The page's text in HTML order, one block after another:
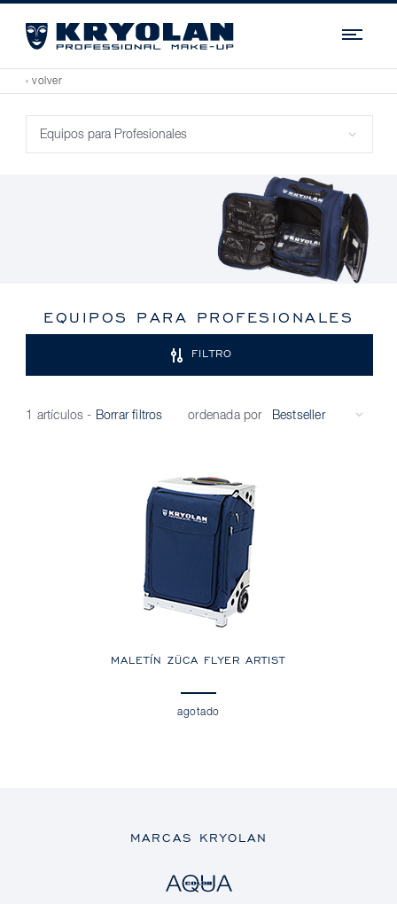
‹ volver
EQUIPOS PARA PROFESIONALES
FILTRO
1 artículos - Borrar filtros ordenada por
MALETÍN ZÜCA FLYER ARTIST
agotado
MARCAS KRYOLAN